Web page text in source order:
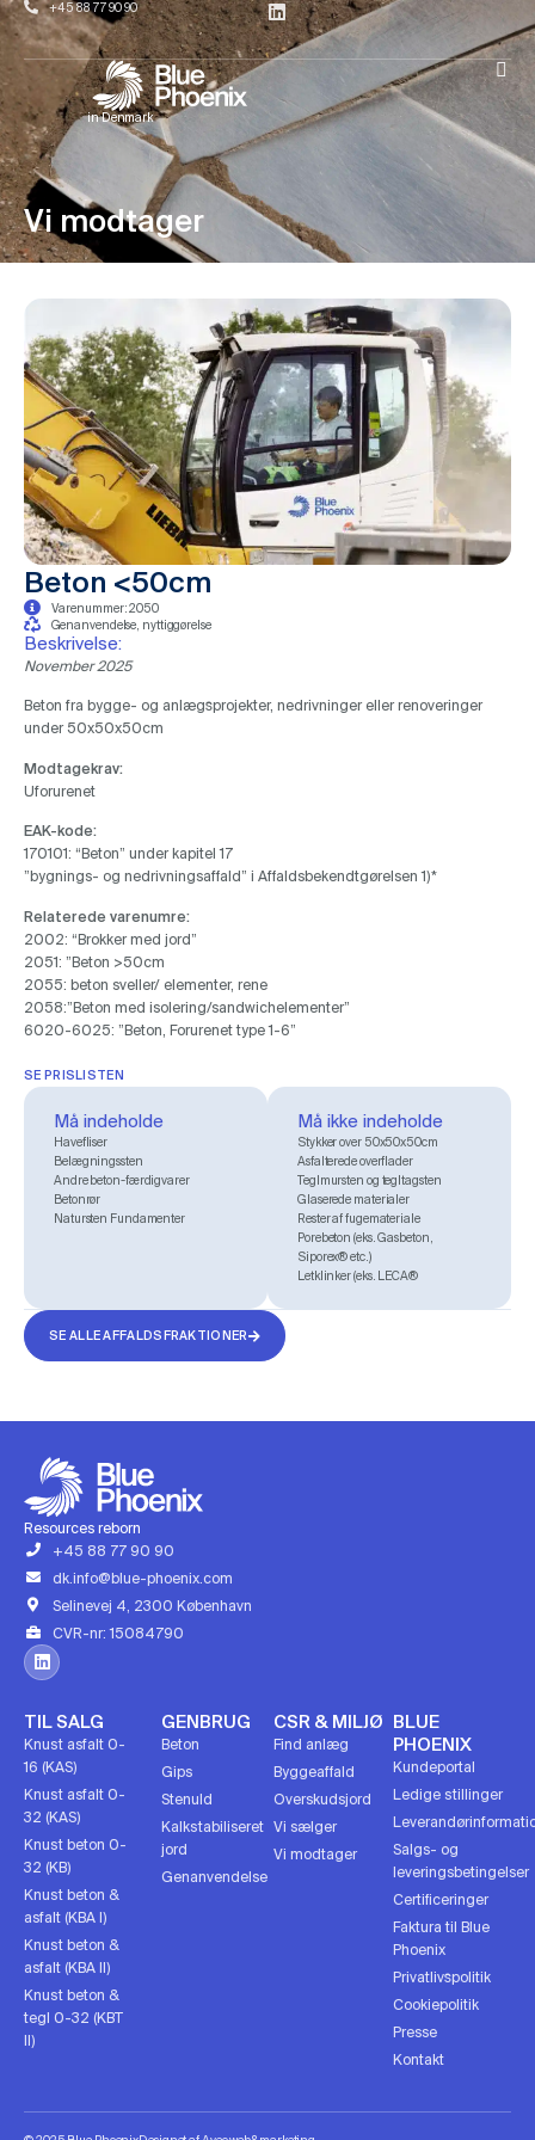
+45 88 77 90 90
in Denmark
Vi modtager
Beton <50cm
Varenummer: 2050
Genanvendelse, nyttiggørelse
Beskrivelse:
November 2025
Beton fra bygge- og anlægsprojekter, nedrivninger eller renoveringer
under 50x50x50cm
Modtagekrav:
Uforurenet
EAK-kode:
170101: “Beton” under kapitel 17
”bygnings- og nedrivningsaffald” i Affaldsbekendtgørelsen 1)*
Relaterede varenumre:
2002: “Brokker med jord”
2051: ”Beton >50cm
2055: beton sveller/ elementer, rene
2058:”Beton med isolering/sandwichelementer”
6020-6025: ”Beton, Forurenet type 1-6”
SE PRISLISTEN
Må indeholde
Havefliser
Belægningssten
Andre beton-færdigvarer
Betonrør
Natursten Fundamenter
Må ikke indeholde
Stykker over 50x50x50cm
Asfalterede overflader
Teglmursten og tegltagsten
Glaserede materialer
Rester af fugemateriale
Porebeton (eks. Gasbeton,
Siporex® etc.)
Letklinker (eks. LECA®
SE ALLE AFFALDSFRAKTIONER
Resources reborn
+45 88 77 90 90
dk.info@blue-phoenix.com
Selinevej 4, 2300 København
CVR-nr: 15084790
TIL SALG
Knust asfalt 0-
16 (KAS)
Knust asfalt 0-
32 (KAS)
Knust beton 0-
32 (KB)
Knust beton &
asfalt (KBA I)
Knust beton &
asfalt (KBA II)
Knust beton &
tegl 0-32 (KBT
II)
GENBRUG
Beton
Gips
Stenuld
Kalkstabiliseret
jord
Genanvendelse
CSR & MILJØ
Find anlæg
Byggeaffald
Overskudsjord
Vi sælger
Vi modtager
BLUE
PHOENIX
Kundeportal
Ledige stillinger
Salgs- og
leveringsbetingelser
Certificeringer
Faktura til Blue
Phoenix
Privatlivspolitik
Cookiepolitik
Presse
Kontakt